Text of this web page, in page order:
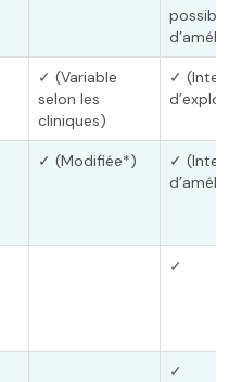
possibles
✓ (Variable
selon les
cliniques)
✓
✓ (Modifiée*)
✓
✓
✓